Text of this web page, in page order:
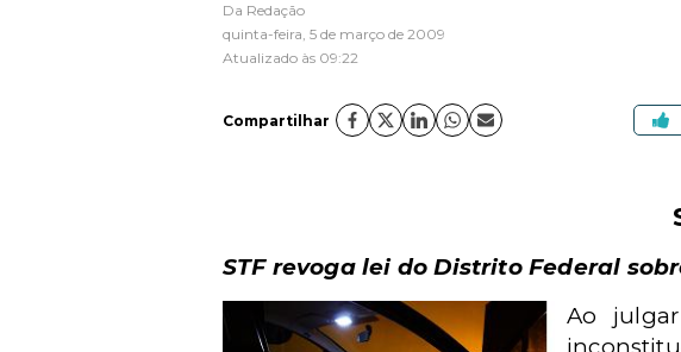
Da Redação
quinta-feira, 5 de março de 2009
Atualizado às 09:22
Compartilhar
STF revoga lei do Distrito Federal
Ao